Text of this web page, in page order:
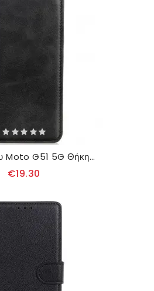
θηκη κινητου Moto G51 5G Θήκη Flip Σχιστό Δέρμα Με Υφή
€19.30